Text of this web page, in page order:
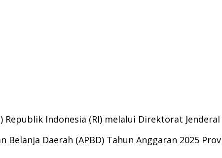
Indonesia (RI) melalui Direktorat
Belanja Daerah (APBD) Tahun Anggaran 2025